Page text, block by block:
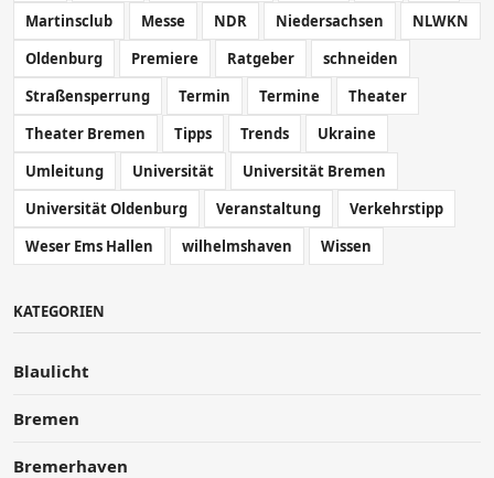
Martinsclub
Messe NDR Niedersachsen
NLWKN
Oldenburg
Premiere Ratgeber
schneiden
Straßensperrung
Termin Termine
Theater
Theater Bremen
Tipps Trends
Ukraine
Umleitung
Universität
Universität Bremen
Universität Oldenburg
Veranstaltung
Verkehrstipp
Weser Ems Hallen
wilhelmshaven Wissen
KATEGORIEN
Blaulicht
Bremen
Bremerhaven